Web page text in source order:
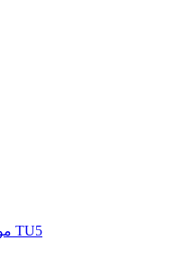
کامپیوتر ECU موتور TU5